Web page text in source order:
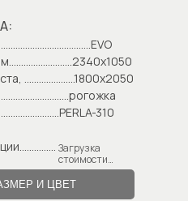
.....................1800х2050
310
Загрузка
стоимости…
И ЦВЕТ